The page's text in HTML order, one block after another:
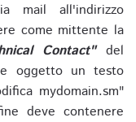
mail all'indirizzo
come mittente la
Contact"del
oggetto un testo
mydomain.sm"
deve contenere